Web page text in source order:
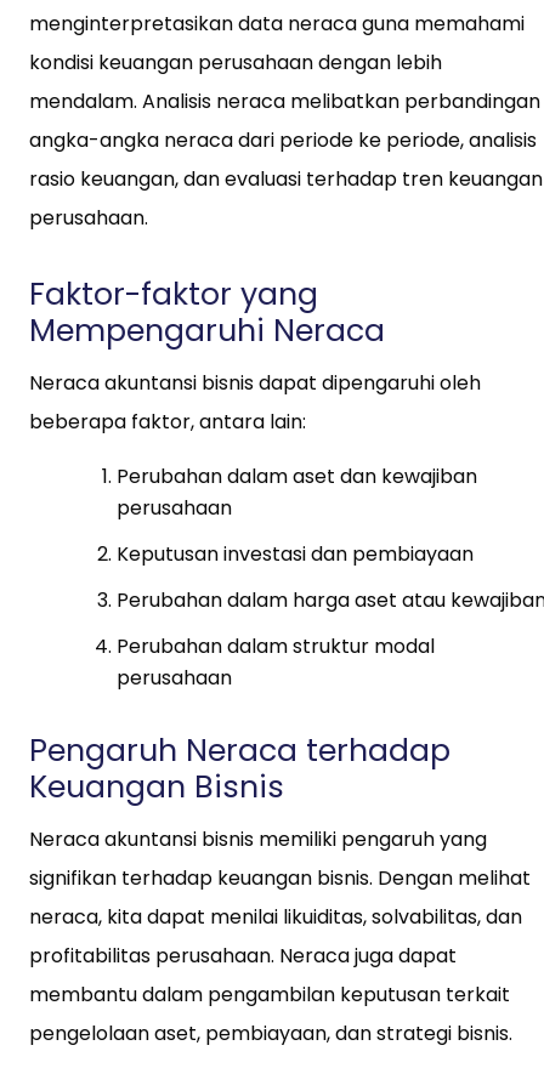
menginterpretasikan data neraca guna memahami
kondisi keuangan perusahaan dengan lebih
mendalam. Analisis neraca melibatkan perbandingan
angka-angka neraca dari periode ke periode, analisis
rasio keuangan, dan evaluasi terhadap tren keuangan
perusahaan.
Faktor-faktor yang
Mempengaruhi Neraca
Neraca akuntansi bisnis dapat dipengaruhi oleh
beberapa faktor, antara lain:
Perubahan dalam aset dan kewajiban
perusahaan
Keputusan investasi dan pembiayaan
Perubahan dalam harga aset atau
Perubahan dalam struktur modal
perusahaan
Pengaruh Neraca terhadap
Keuangan Bisnis
Neraca akuntansi bisnis memiliki pengaruh yang
signifikan terhadap keuangan bisnis. Dengan melihat
neraca, kita dapat menilai likuiditas, solvabilitas, dan
profitabilitas perusahaan. Neraca juga dapat
membantu dalam pengambilan keputusan terkait
pengelolaan aset, pembiayaan, dan strategi bisnis.